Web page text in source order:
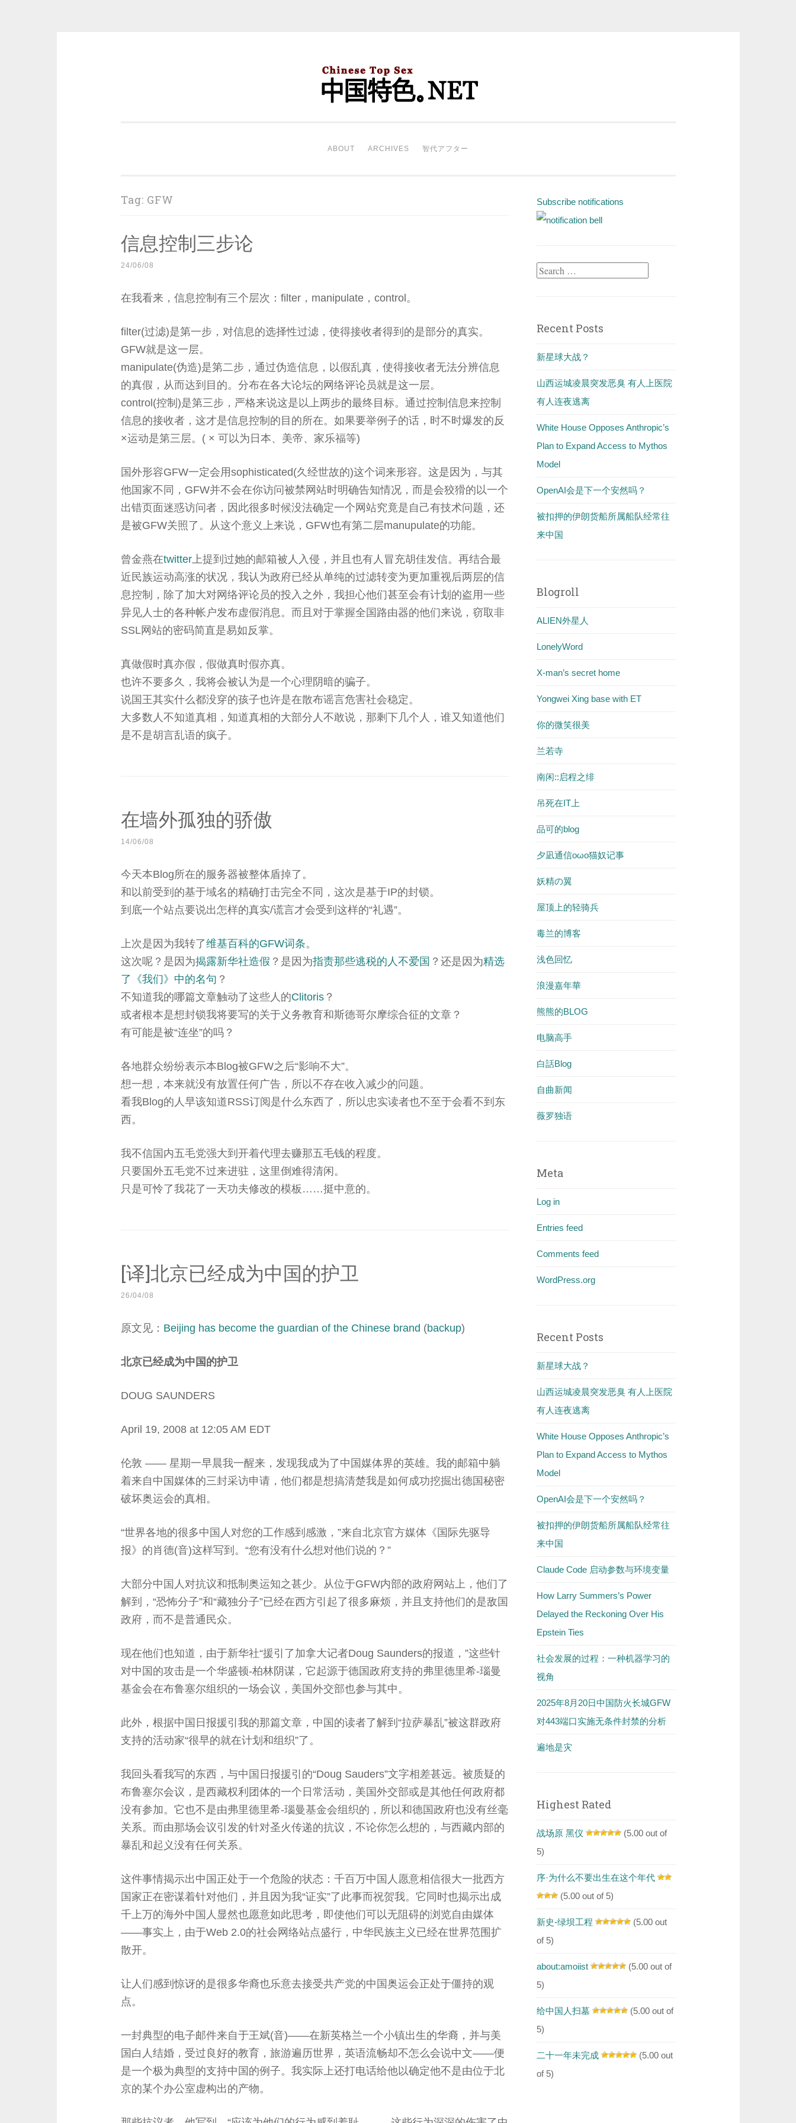
ABOUT ARCHIVES 智代アフター
Tag: GFW
信息控制三步论
24/06/08
在我看来，信息控制有三个层次：filter，manipulate，control。
filter(过滤)是第一步，对信息的选择性过滤，使得接收者得到的是部分的真实。
GFW就是这一层。
manipulate(伪造)是第二步，通过伪造信息，以假乱真，使得接收者无法分辨信息
的真假，从而达到目的。分布在各大论坛的网络评论员就是这一层。
control(控制)是第三步，严格来说这是以上两步的最终目标。通过控制信息来控制
信息的接收者，这才是信息控制的目的所在。如果要举例子的话，时不时爆发的反
×运动是第三层。( × 可以为日本、美帝、家乐福等)
国外形容GFW一定会用sophisticated(久经世故的)这个词来形容。这是因为，与其
他国家不同，GFW并不会在你访问被禁网站时明确告知情况，而是会狡猾的以一个
出错页面迷惑访问者，因此很多时候没法确定一个网站究竟是自己有技术问题，还
是被GFW关照了。从这个意义上来说，GFW也有第二层manupulate的功能。
曾金燕在twitter上提到过她的邮箱被人入侵，并且也有人冒充胡佳发信。再结合最
近民族运动高涨的状况，我认为政府已经从单纯的过滤转变为更加重视后两层的信
息控制，除了加大对网络评论员的投入之外，我担心他们甚至会有计划的盗用一些
异见人士的各种帐户发布虚假消息。而且对于掌握全国路由器的他们来说，窃取非
SSL网站的密码简直是易如反掌。
真做假时真亦假，假做真时假亦真。
也许不要多久，我将会被认为是一个心理阴暗的骗子。
说国王其实什么都没穿的孩子也许是在散布谣言危害社会稳定。
大多数人不知道真相，知道真相的大部分人不敢说，那剩下几个人，谁又知道他们
是不是胡言乱语的疯子。
在墙外孤独的骄傲
14/06/08
今天本Blog所在的服务器被整体盾掉了。
和以前受到的基于域名的精确打击完全不同，这次是基于IP的封锁。
到底一个站点要说出怎样的真实/谎言才会受到这样的“礼遇”。
上次是因为我转了维基百科的GFW词条。
这次呢？是因为揭露新华社造假 ？是因为指责那些逃税的人不爱国 ？还是因为精选
了《我们》中的名句 ？
不知道我的哪篇文章触动了这些人的Clitoris？
或者根本是想封锁我将要写的关于义务教育和斯德哥尔摩综合征的文章？
有可能是被“连坐”的吗？
各地群众纷纷表示本Blog被GFW之后“影响不大”。
想一想，本来就没有放置任何广告，所以不存在收入减少的问题。
看我Blog的人早该知道RSS订阅是什么东西了，所以忠实读者也不至于会看不到东
西。
我不信国内五毛党强大到开着代理去赚那五毛钱的程度。
只要国外五毛党不过来进驻，这里倒难得清闲。
只是可怜了我花了一天功夫修改的模板……挺中意的。
[译]北京已经成为中国的护卫
26/04/08
原文见： Beijing has become the guardian of the Chinese brand (backup)
北京已经成为中国的护卫
DOUG SAUNDERS
April 19, 2008 at 12:05 AM EDT
伦敦 —— 星期一早晨我一醒来，发现我成为了中国媒体界的英雄。我的邮箱中躺
着来自中国媒体的三封采访申请，他们都是想搞清楚我是如何成功挖掘出德国秘密
破坏奥运会的真相。
“世界各地的很多中国人对您的工作感到感激，”来自北京官方媒体《国际先驱导
报》的肖德(音)这样写到。“您有没有什么想对他们说的？”
大部分中国人对抗议和抵制奥运知之甚少。从位于GFW内部的政府网站上，他们了
解到，“恐怖分子”和“藏独分子”已经在西方引起了很多麻烦，并且支持他们的是敌国
政府，而不是普通民众。
现在他们也知道，由于新华社“援引了加拿大记者Doug Saunders的报道，”这些针
对中国的攻击是一个华盛顿-柏林阴谋，它起源于德国政府支持的弗里德里希-瑙曼
基金会在布鲁塞尔组织的一场会议，美国外交部也参与其中。
此外，根据中国日报援引我的那篇文章，中国的读者了解到“拉萨暴乱”被这群政府
支持的活动家“很早的就在计划和组织”了。
我回头看我写的东西，与中国日报援引的“Doug Sauders”文字相差甚远。被质疑的
布鲁塞尔会议，是西藏权利团体的一个日常活动，美国外交部或是其他任何政府都
没有参加。它也不是由弗里德里希-瑙曼基金会组织的，所以和德国政府也没有丝毫
关系。而由那场会议引发的针对圣火传递的抗议，不论你怎么想的，与西藏内部的
暴乱和起义没有任何关系。
这件事情揭示出中国正处于一个危险的状态：千百万中国人愿意相信很大一批西方
国家正在密谋着针对他们，并且因为我“证实”了此事而祝贺我。它同时也揭示出成
千上万的海外中国人显然也愿意如此思考，即使他们可以无阻碍的浏览自由媒体
——事实上，由于Web 2.0的社会网络站点盛行，中华民族主义已经在世界范围扩
散开。
让人们感到惊讶的是很多华裔也乐意去接受共产党的中国奥运会正处于僵持的观
点。
一封典型的电子邮件来自于王斌(音)——在新英格兰一个小镇出生的华裔，并与美
国白人结婚，受过良好的教育，旅游遍历世界，英语流畅却不怎么会说中文——便
是一个极为典型的支持中国的例子。我实际上还打电话给他以确定他不是由位于北
京的某个办公室虚构出的产物。
Subscribe notifications
Search
Recent Posts
新星球大战？
山西运城凌晨突发恶臭 有人上医院
有人连夜逃离
White House Opposes Anthropic’s
Plan to Expand Access to Mythos
Model
OpenAI会是下一个安然吗？
被扣押的伊朗货船所属船队经常往
来中国
Blogroll
ALIEN外星人
LonelyWord
X-man’s secret home
Yongwei Xing base with ET
你的微笑很美
兰若寺
南闲::启程之绯
吊死在IT上
品可的blog
夕凪通信oωo猫奴记事
妖精の翼
屋顶上的轻骑兵
毒兰的博客
浅色回忆
浪漫嘉年華
熊熊的BLOG
电脑高手
白話Blog
自曲新闻
薇罗独语
Meta
Log in
Entries feed
Comments feed
WordPress.org
Recent Posts
新星球大战？
山西运城凌晨突发恶臭 有人上医院
有人连夜逃离
White House Opposes Anthropic’s
Plan to Expand Access to Mythos
Model
OpenAI会是下一个安然吗？
被扣押的伊朗货船所属船队经常往
来中国
Claude Code 启动参数与环境变量
How Larry Summers’s Power
Delayed the Reckoning Over His
Epstein Ties
社会发展的过程：一种机器学习的
视角
2025年8月20日中国防火长城GFW
对443端口实施无条件封禁的分析
遍地是灾
Highest Rated
战场原 黑仪
(5.00 out of
5)
序·为什么不要出生在这个年代
(5.00 out of 5)
新史-绿坝工程
(5.00 out
of 5)
about:amoiist
(5.00 out of
5)
给中国人扫墓
(5.00 out of
5)
二十一年未完成
(5.00 out
of 5)